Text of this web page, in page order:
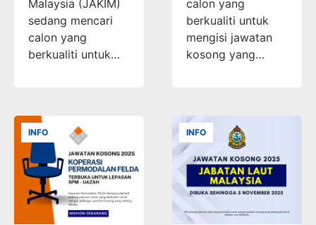
Malaysia (JAKIM)
sedang mencari
calon yang
berkualiti untuk…
calon yang
berkualiti untuk
mengisi jawatan
kosong yang…
INFO INFO